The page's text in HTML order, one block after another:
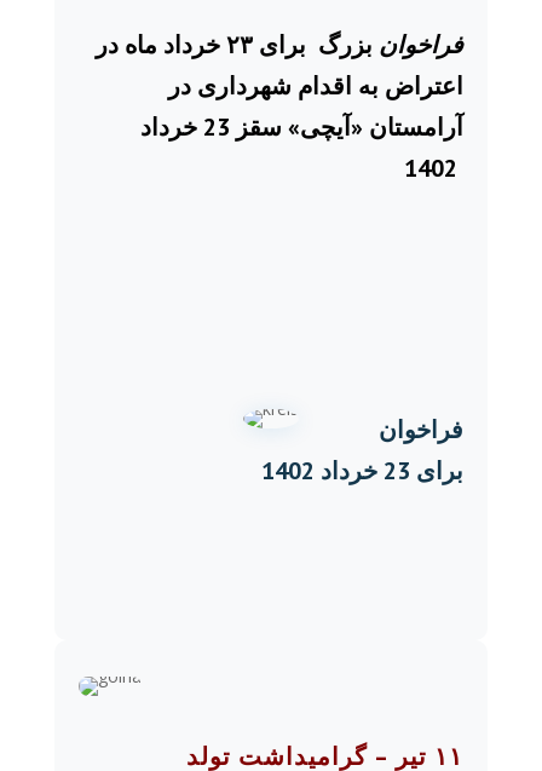
فراخوان
بزرگ برای ۲۳ خرداد ماه در
اعتراض به اقدام شهرداری در
آرامستان «آیچی» سقز 23 خرداد
فراخوان
برای 23 خرداد 1402
۱۱ تیر – گرامیداشت تولد